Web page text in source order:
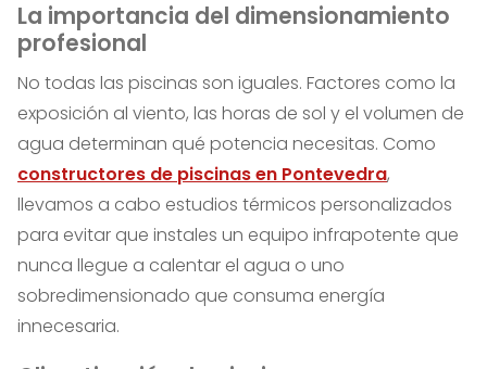
La importancia del dimensionamiento
profesional
No todas las piscinas son iguales. Factores como la
exposición al viento, las horas de sol y el volumen de
agua determinan qué potencia necesitas. Como
constructores de piscinas en Pontevedra,
llevamos a cabo estudios térmicos personalizados
para evitar que instales un equipo infrapotente que
nunca llegue a calentar el agua o uno
sobredimensionado que consuma energía
innecesaria.